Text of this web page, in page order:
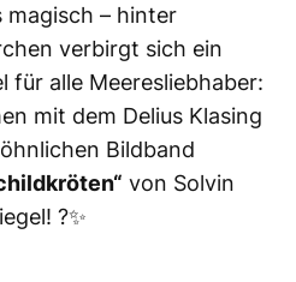
magisch – hinter
verbirgt sich ein
für alle Meeresliebhaber:
mit dem Delius Klasing
Bildband
von Solvin
?✨